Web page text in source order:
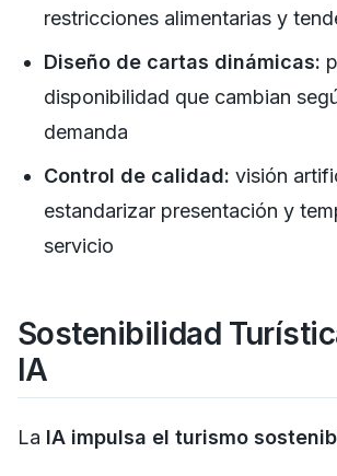
restricciones alimentarias y
Diseño de cartas dinámicas:
disponibilidad que cambian
demanda
Control de calidad: visión
estandarizar presentación y
servicio
Sostenibilidad
IA
La IA impulsa el turismo